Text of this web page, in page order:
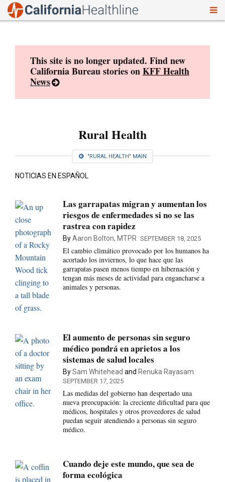
This site is no longer updated. Find new
California Bureau stories onKFF Health
News
Rural Health
"RURAL HEALTH" MAIN
NOTICIAS EN ESPAÑOL
Las garrapatas migran y aumentan los
riesgos de enfermedades si no se las
rastrea con rapidez
ByAaron Bolton, MTPR SEPTEMBER 18, 2025
El cambio climático provocado por los humanos ha
acortado los inviernos, lo que hace que las
garrapatas pasen menos tiempo en hibernación y
tengan más meses de actividad para engancharse a
animales y personas.
El aumento de personas sin seguro
médico pondrá en aprietos a los
sistemas de salud locales
BySam Whitehead and Renuka Rayasam
SEPTEMBER 17, 2025
Las medidas del gobierno han despertado una
nueva preocupación: la creciente dificultad para que
médicos, hospitales y otros proveedores de salud
puedan seguir atendiendo a personas sin seguro
médico.
Cuando deje este mundo, que sea de
forma ecológica